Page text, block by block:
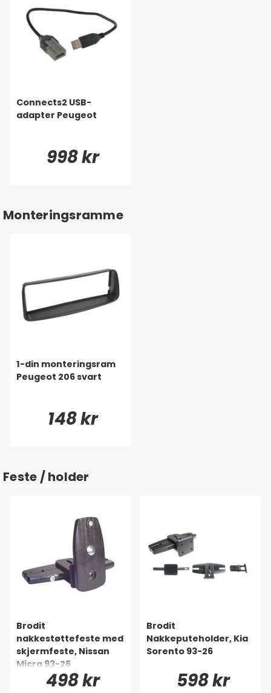
Connects2 USB-
adapter Peugeot
998 kr
Monteringsramme
1-din monteringsram
Peugeot 206 svart
148 kr
Feste / holder
Brodit
nakkestøttefeste med
skjermfeste, Nissan
Micra 93-26
498 kr
Brodit
Nakkeputeholder, Kia
Sorento 93-26
598 kr